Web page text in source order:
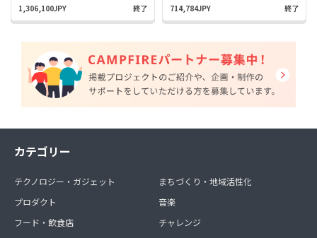
1,306,100JPY 終了 714,784JPY 終了
カテゴリー
テクノロジー・ガジェット
プロダクト
フード・飲食店
まちづくり・地域活性化
音楽
チャレンジ